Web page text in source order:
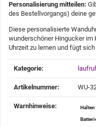
Personalisierung mitteilen:
des Bestellvorgangs) deine
Diese personalisierte
wunderschöner Hingucker im
Uhrzeit zu lernen und fügt
Produkteigenschaft
Wert
Kategorie:
Artikelnummer: WU-
Warnhinweise‍: Halten